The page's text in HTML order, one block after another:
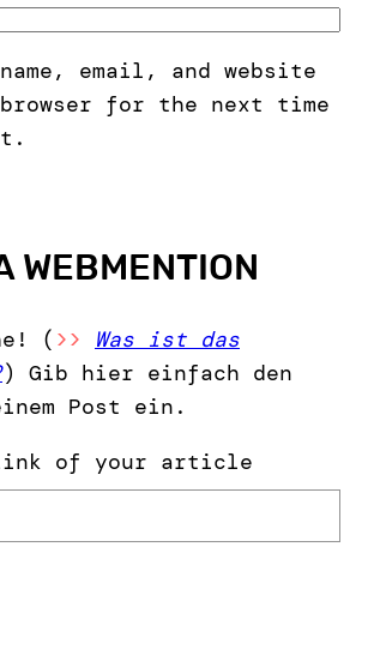
name, email, and website
for the next time
WEBMENTION
( >>
Was ist das
) Gib hier einfach den
Post ein.
of your article